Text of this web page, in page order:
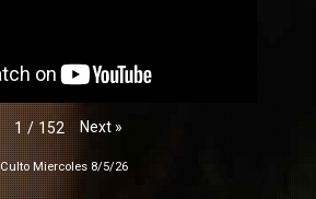
1 / 152 Next »
Culto Miercoles 8/5/26